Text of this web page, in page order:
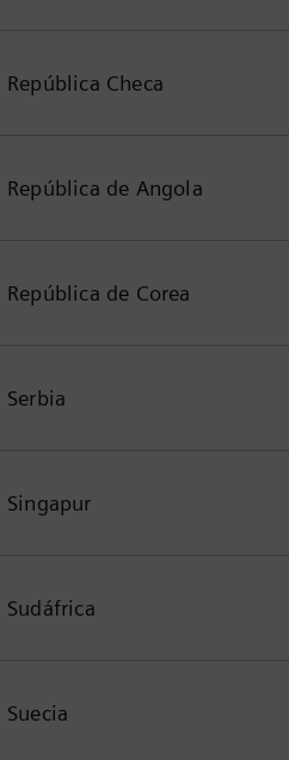
República Checa
República de Angola
República de Corea
Serbia
Singapur
Sudáfrica
Suecia